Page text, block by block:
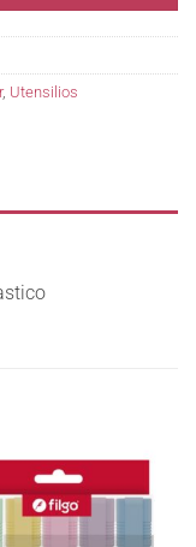
, Utensilios